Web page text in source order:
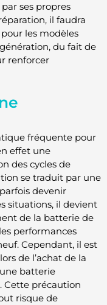
ses propres
il faudra
les modèles
du fait de
renforcer
fréquente pour
effet une
des cycles de
se traduit par une
devenir
situations, il devient
de la batterie de
performances
Cependant, il est
de l’achat de la
batterie
Cette précaution
risque de